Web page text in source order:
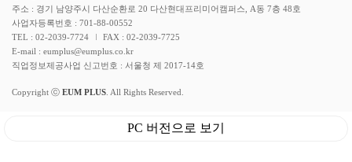
주소 : 경기 남양주시 다산순환로 20 다산현대프리미어캠퍼스, A동 7층 48호
사업자등록번호 : 701-88-00552
TEL : 02-2039-7724
FAX : 02-2039-7725
E-mail : eumplus@eumplus.co.kr
직업정보제공사업 신고번호 : 서울청 제 2017-14호
Copyright ⓒ EUM PLUS . All Rights Reserved.
PC 버전으로 보기